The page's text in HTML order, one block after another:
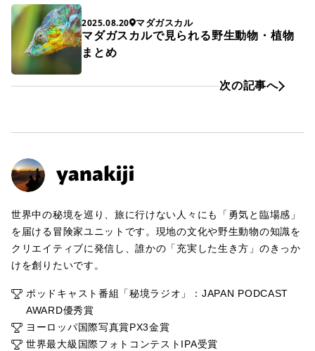
次の記事へ
2025.08.20 マダガスカル
マダガスカルで見られる野生動物・植物
まとめ
世界中の秘境を巡り、旅に行けない人々にも「勇気と臨場感」
を届ける冒険家ユニットです。現地の文化や野生動物の知識を
クリエイティブに発信し、誰かの「充実した生き方」のきっか
けを創りたいです。
ポッドキャスト番組「秘境ラジオ」：JAPAN PODCAST
AWARD優秀賞
ヨーロッパ国際写真賞PX3金賞
世界最大級国際フォトコンテストIPA受賞